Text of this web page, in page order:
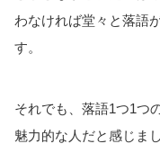
わなければ堂々と落語
す。
それでも、落語1つ1つ
魅力的な人だと感じまし